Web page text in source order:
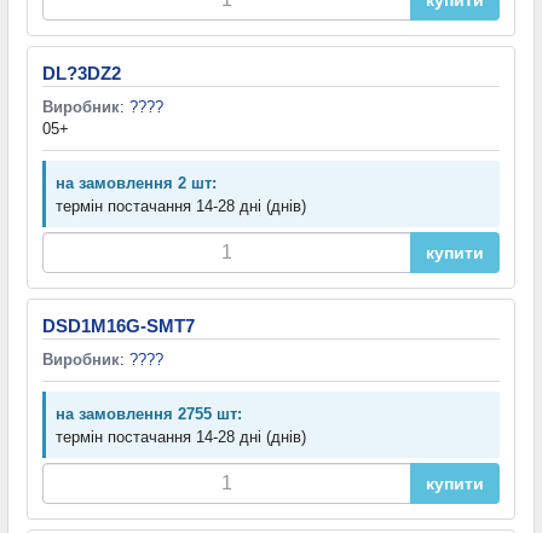
DL?3DZ2
Виробник: ????
05+
на замовлення 2 шт:
термін постачання 14-28 дні (днів)
купити
DSD1M16G-SMT7
Виробник: ????
на замовлення 2755 шт:
термін постачання 14-28 дні (днів)
купити